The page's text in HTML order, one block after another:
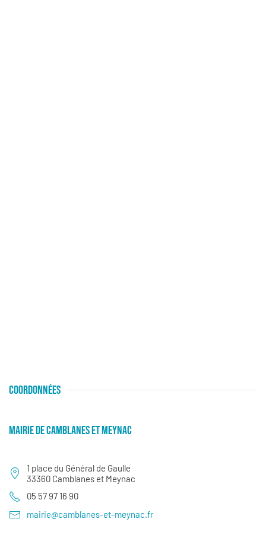
COORDONNÉES
MAIRIE DE CAMBLANES ET MEYNAC
1 place du Général de Gaulle
33360 Camblanes et Meynac
05 57 97 16 90
mairie@camblanes-et-meynac.fr